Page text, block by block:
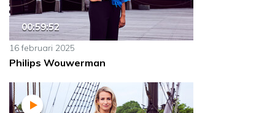
00:59:52
16 februari 2025
Philips Wouwerman